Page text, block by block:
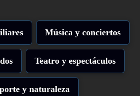
Música y conciertos
Teatro y espectáculos
y naturaleza